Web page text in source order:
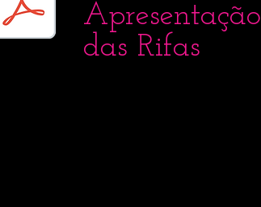
Apresentação
das Rifas